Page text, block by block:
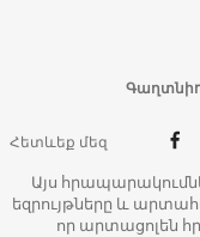
Հետևեք մեզ
Այս
եզրույթները և
որ արտացոլեն